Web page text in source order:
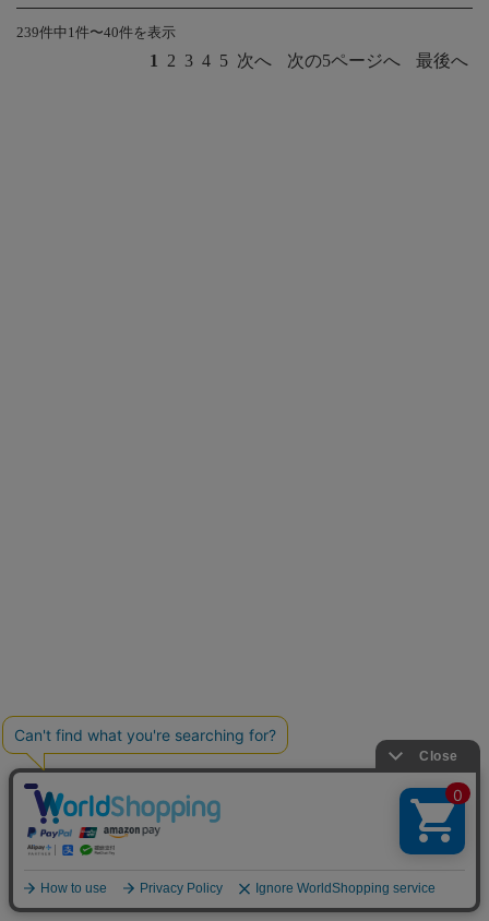
239件中1件〜40件を表示
1 2 3 4 5 次へ 次の5ページへ 最後へ